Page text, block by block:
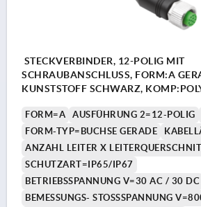
STECKVERBINDER, 12-POLIG MIT
SCHRAUBANSCHLUSS, FORM:A
KUNSTSTOFF SCHWARZ,
FORM=A AUSFÜHRUNG 2=12-POLIG
FORM-TYP=BUCHSE GERADE
ANZAHL LEITER X
SCHUTZART=IP65/IP67
BETRIEBSSPANNUNG V=30 AC / 30 DC
BEMESSUNGS- STOSSSPANNUNG V=800